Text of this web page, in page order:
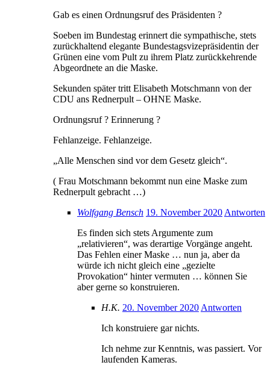
Gab es einen Ordnungsruf des Präsidenten ?
Soeben im Bundestag erinnert die sympathische, stets
zurückhaltend elegante Bundestagsvizepräsidentin der
Grünen eine vom Pult zu ihrem Platz zurückkehrende
Abgeordnete an die Maske.
Sekunden später tritt Elisabeth Motschmann von der
CDU ans Rednerpult – OHNE Maske.
Ordnungsruf ? Erinnerung ?
Fehlanzeige. Fehlanzeige.
„Alle Menschen sind vor dem Gesetz gleich“.
( Frau Motschmann bekommt nun eine Maske zum
Rednerpult gebracht …)
Wolfgang Bensch 19. November 2020 Antworten
Es finden sich stets Argumente zum
„relativieren“, was derartige Vorgänge angeht.
Das Fehlen einer Maske … nun ja, aber da
würde ich nicht gleich eine „gezielte
Provokation“ hinter vermuten … können Sie
aber gerne so konstruieren.
H.K. 20. November 2020 Antworten
Ich konstruiere gar nichts.
Ich nehme zur Kenntnis, was passiert. Vor
laufenden Kameras.